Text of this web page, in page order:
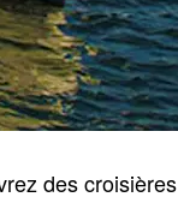
des croisières